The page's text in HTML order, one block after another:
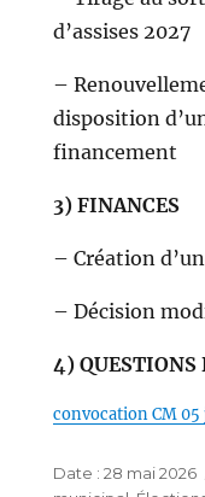
d’assises 2027
–
disposition
financement
3) FINANCES
– Création
– Décision
4) QUESTIONS
convocation CM
Publié
28 mai 2026